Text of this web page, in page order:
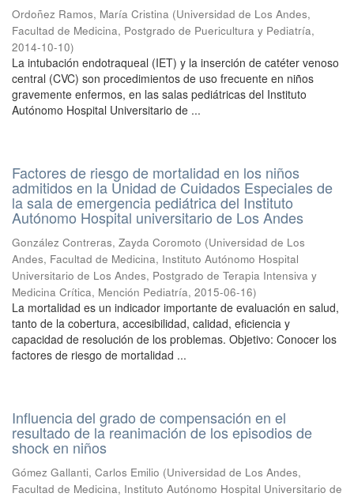
Ordoñez Ramos, María Cristina (Universidad de Los Andes,
Facultad de Medicina, Postgrado de Puericultura y Pediatría,
2014-10-10)
La intubación endotraqueal (IET) y la inserción de catéter venoso
central (CVC) son procedimientos de uso frecuente en niños
gravemente enfermos, en las salas pediátricas del Instituto
Autónomo Hospital Universitario de ...
Factores de riesgo de mortalidad en los niños
admitidos en la Unidad de Cuidados Especiales de
la sala de emergencia pediátrica del Instituto
Autónomo Hospital universitario de Los Andes
González Contreras, Zayda Coromoto (Universidad de Los
Andes, Facultad de Medicina, Instituto Autónomo Hospital
Universitario de Los Andes, Postgrado de Terapia Intensiva y
Medicina Crítica, Mención Pediatría, 2015-06-16)
La mortalidad es un indicador importante de evaluación en salud,
tanto de la cobertura, accesibilidad, calidad, eficiencia y
capacidad de resolución de los problemas. Objetivo: Conocer los
factores de riesgo de mortalidad ...
Influencia del grado de compensación en el
resultado de la reanimación de los episodios de
shock en niños
Gómez Gallanti, Carlos Emilio (Universidad de Los Andes,
Facultad de Medicina, Instituto Autónomo Hospital Universitario de